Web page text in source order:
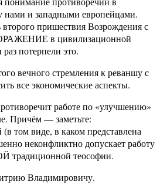
нами и западными европейцами.
пришествия Возрождения с
в цивилизационной
потерпели это.
вечного стремления к реваншу с
все экономические аспекты.
работе по «улучшению»
Причём — заметьте:
том виде, в каком представлена
неконфликтно допускает работу
традиционной теософии.
Владимировичу.